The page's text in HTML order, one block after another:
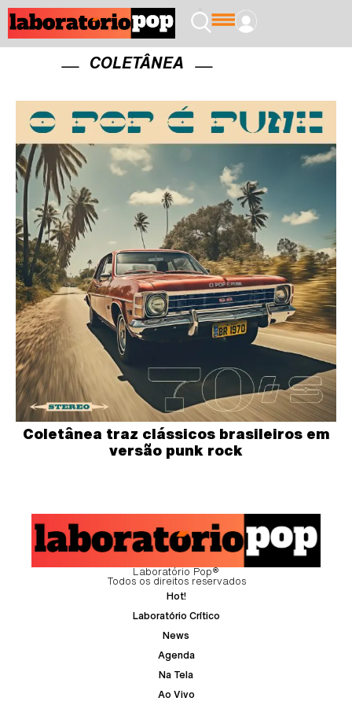
COLETÂNEA
Coletânea traz clássicos brasileiros em
versão punk rock
Laboratório Pop®
Todos os direitos reservados
Hot!
Laboratório Crítico
News
Agenda
Na Tela
Ao Vivo